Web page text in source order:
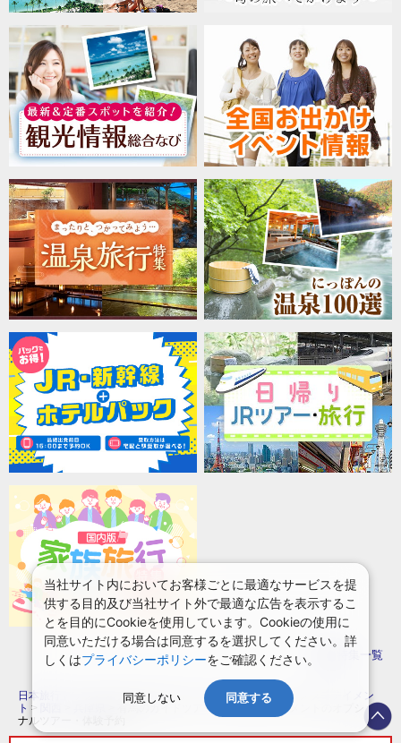
特集一覧
日本旅行トップ オプショナルツアー >
ガイドツアー・エンターテイメン
ト >
有馬のガイドツアー・エンターテイメントのオプショ
ナルツアー・体験予約
当社サイト内においてお客様ごとに最適なサービスを提
供する目的及び当社サイト外で最適な広告を表示するこ
とを目的にCookieを使用しています。Cookieの使用に
同意いただける場合は同意するを選択してください。詳
しくはプライバシーポリシーをご確認ください。
同意しない 同意する